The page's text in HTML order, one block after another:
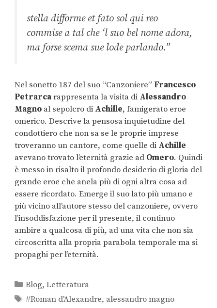
stella difforme et fato sol qui reo
commise a tal che ‘l suo bel nome adora,
ma forse scema sue lode parlando.”
Nel sonetto 187 del suo “Canzoniere” Francesco
Petrarcarappresenta la visita di Alessandro
Magno al sepolcro di Achille, famigerato eroe
omerico. Descrive la pensosa inquietudine del
condottiero che non sa se le proprie imprese
troveranno un cantore, come quelle di Achille
avevano trovato l’eternità grazie ad Omero. Quindi
è messo in risalto il profondo desiderio di gloria del
grande eroe che anela più di ogni altra cosa ad
essere ricordato. Emerge il suo lato più umano e
più vicino all’autore stesso del canzoniere, ovvero
l’insoddisfazione per il presente, il continuo
ambire a qualcosa di più, ad una vita che non sia
circoscritta alla propria parabola temporale ma si
propaghi per l’eternità.
Blog,Letteratura
#Roman d'Alexandre, alessandro magno